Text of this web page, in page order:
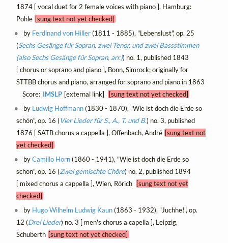
1874 [ vocal duet for 2 female voices with piano ], Hamburg:
Pohle [sung text not yet checked]
by Ferdinand von Hiller(1811 - 1885), "Lebenslust", op. 25
(Sechs Gesänge für Sopran, zwei Tenor, und zwei Bassstimmen
(also Sechs Gesänge für Sopran, arr.)) no. 1, published 1843
[ chorus or soprano and piano ], Bonn, Simrock; originally for
STTBB chorus and piano, arranged for soprano and piano in 1863
Score: IMSLP [external link]
[sung text not yet checked]
by Ludwig Hoffmann(1830 - 1870), "Wie ist doch die Erde so
schön", op. 16 (Vier Lieder für S., A., T. und B.) no. 3, published
1876 [ SATB chorus a cappella ], Offenbach, André [sung text not
yet checked]
byCamillo Horn(1860 - 1941), "Wie ist doch die Erde so
schön", op. 16 (Zwei gemischte Chöre) no. 2, published 1894
[ mixed chorus a cappella ], Wien, Rörich
[sung text not yet
checked]
by Hugo Wilhelm Ludwig Kaun(1863 - 1932), "Juchhe!", op.
12 (Drei Lieder) no. 3 [ men's chorus a capella ], Leipzig,
Schuberth [sung text not yet checked]